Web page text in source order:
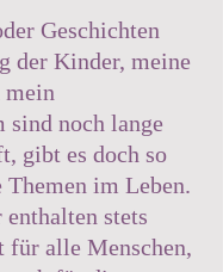
Geschichten
der Kinder, meine
mein
sind noch lange
gibt es doch so
im Leben.
stets
für alle Menschen,